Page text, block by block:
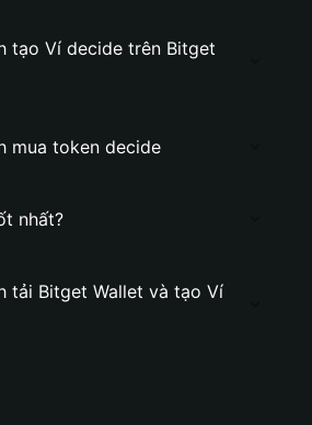
tạo Ví decide trên Bitget
mua token decide
nhất?
tải Bitget Wallet và tạo Ví